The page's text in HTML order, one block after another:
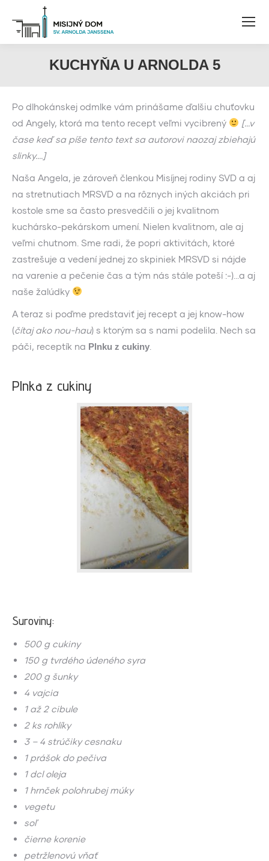
KUCHYŇA U ARNOLDA 5
Po dlhokánskej odmlke vám prinášame ďalšiu chuťovku
od Angely, ktorá ma tento recept veľmi vycibrený
[…v
čase keď sa píše tento text sa autorovi naozaj zbiehajú
slinky….]
Naša Angela, je zároveň členkou Misíjnej rodiny SVD a aj
na stretnutiach MRSVD a na rôznych iných akciách pri
kostole sme sa často presvedčili o jej kvalitnom
kuchársko-pekárskom umení. Nielen kvalitnom, ale aj
veľmi chutnom. Sme radi, že popri aktivitách, ktoré
zastrešuje a vedení jednej zo skpiniek MRSVD si nájde
na varenie a pečenie čas a tým nás stále poteší :-)…a aj
naše žalúdky
A teraz si poďme predstaviť jej recept a jej know-how
(čítaj ako nou-hau) s ktorým sa s nami podelila. Nech sa
páči, receptík na Plnku z cukiny
Plnka z cukiny
Suroviny:
500 g cukiny
150 g tvrdého údeného syra
200 g šunky
4 vajcia
1 až 2 cibule
2 ks rohlíky
3 – 4 strúčiky cesnaku
1 prášok do pečiva
1 dcl oleja
1 hrnček polohrubej múky
vegetu
soľ
čierne korenie
petržlenovú vňať